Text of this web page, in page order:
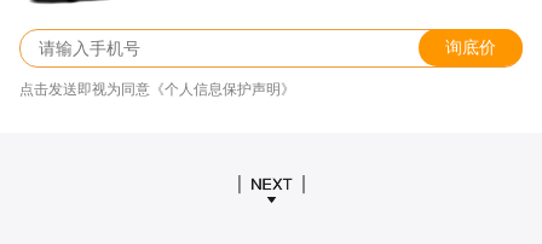
询底价
点击发送即视为同意《个人信息保护声明》